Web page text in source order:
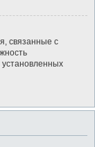
связанные с
установленных